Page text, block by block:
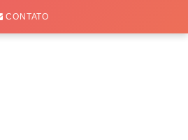
CONTATO